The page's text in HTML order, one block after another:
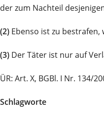
der zum Nachteil
(2) Ebenso ist zu
(3) Der Täter ist nur auf
ÜR: Art. X, BGBl. I Nr. 134/
Schlagworte